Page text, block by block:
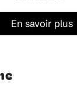
En savoir plus